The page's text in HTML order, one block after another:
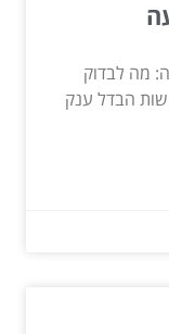
מה לבדוק
הבדל ענק